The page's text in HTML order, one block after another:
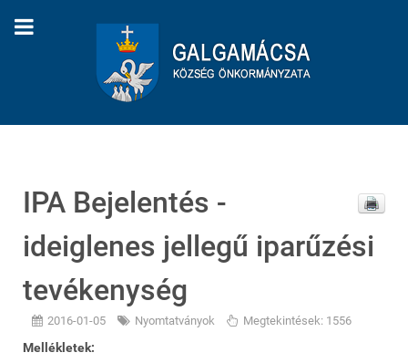
IPA Bejelentés -
ideiglenes jellegű iparűzési
tevékenység
2016-01-05 Nyomtatványok Megtekintések: 1556
Mellékletek: